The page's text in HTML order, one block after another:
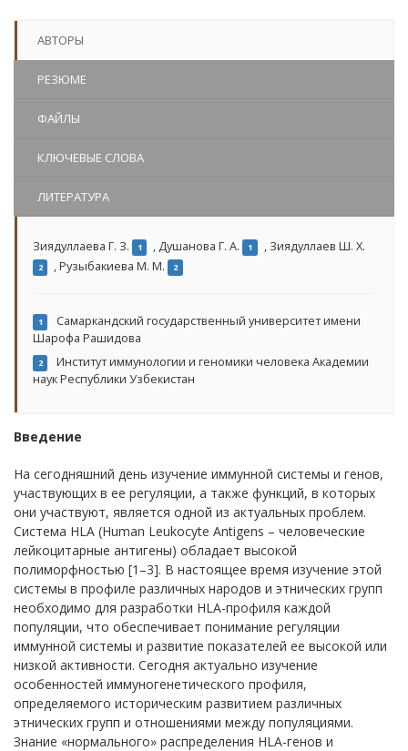
АВТОРЫ
РЕЗЮМЕ
ФАЙЛЫ
КЛЮЧЕВЫЕ СЛОВА
ЛИТЕРАТУРА
Зиядуллаева Г. З. 1 , Душанова Г. А. 1 , Зиядуллаев Ш. Х.
2 ,Рузыбакиева М. М. 2
1
Самаркандский государственный университет имени
Шарофа Рашидова
2
Институт иммунологии и геномики человека Академии
наук Республики Узбекистан
Введение
На сегодняшний день изучение иммунной системы и генов,
участвующих в ее регуляции, а также функций, в которых
они участвуют, является одной из актуальных проблем.
Система HLA (Human Leukocyte Antigens – человеческие
лейкоцитарные антигены) обладает высокой
полиморфностью [1–3]. В настоящее время изучение этой
системы в профиле различных народов и этнических групп
необходимо для разработки HLA-профиля каждой
популяции, что обеспечивает понимание регуляции
иммунной системы и развитие показателей ее высокой или
низкой активности. Сегодня актуально изучение
особенностей иммуногенетического профиля,
определяемого историческим развитием различных
этнических групп и отношениями между популяциями.
Знание «нормального» распределения HLA-генов и